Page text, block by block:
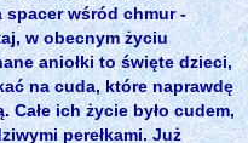
wśród chmur -
w obecnym życiu
aniołki to święte dzieci,
na cuda, które naprawdę
ich życie było cudem,
perełkami. Już